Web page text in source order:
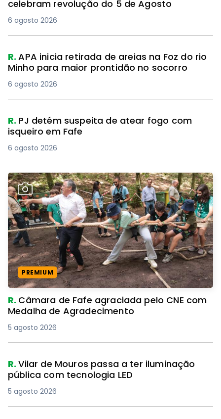
celebram revolução do 5 de Agosto
6 agosto 2026
R.APA inicia retirada de areias na Foz do rio
Minho para maior prontidão no socorro
6 agosto 2026
R. PJ detém suspeita de atear fogo com
isqueiro em Fafe
6 agosto 2026
PREMIUM
R. Câmara de Fafe agraciada pelo CNE com
Medalha de Agradecimento
5 agosto 2026
R.Vilar de Mouros passa a ter iluminação
pública com tecnologia LED
5 agosto 2026